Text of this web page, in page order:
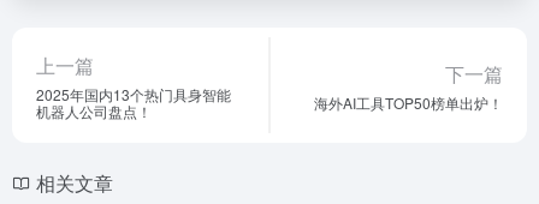
上一篇
2025年国内13个热门具身智能
机器人公司盘点！
下一篇
海外AI工具TOP50榜单出炉！
相关文章